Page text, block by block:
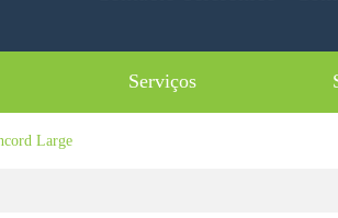
Serviços
Large